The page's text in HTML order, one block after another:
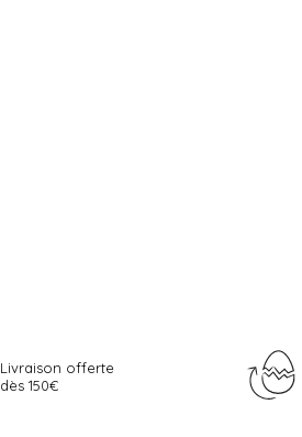
Livraison offerte
dès 150€